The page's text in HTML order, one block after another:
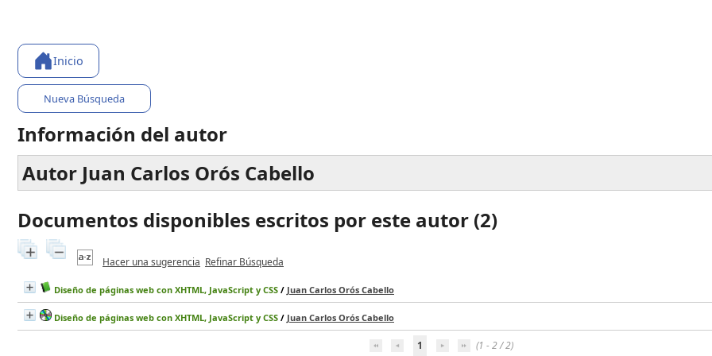
Inicio
Nueva Búsqueda
Información del autor
Autor Juan Carlos Orós Cabello
Documentos disponibles escritos por este autor (2)
Hacer una sugerencia Refinar Búsqueda
Diseño de páginas web con XHTML, JavaScript y CSS / Juan Carlos Orós Cabello
Diseño de páginas web con XHTML, JavaScript y CSS / Juan Carlos Orós Cabello
1 (1 - 2 / 2)